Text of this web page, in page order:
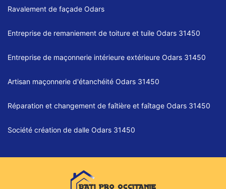
Ravalement de façade Odars
Entreprise de remaniement de toiture et tuile Odars 31450
Entreprise de maçonnerie intérieure extérieure Odars 31450
Artisan maçonnerie d'étanchéité Odars 31450
Réparation et changement de faîtière et faîtage Odars 31450
Société création de dalle Odars 31450